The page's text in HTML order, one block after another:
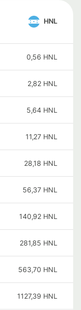
HNL
0,56 HNL
2,82 HNL
5,64 HNL
11,27 HNL
28,18 HNL
56,37 HNL
140,92 HNL
281,85 HNL
563,70 HNL
1127,39 HNL